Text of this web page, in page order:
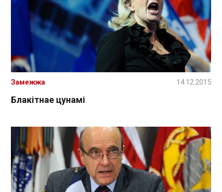
Блакітнае цунамі
Замежжа 14.12.2015